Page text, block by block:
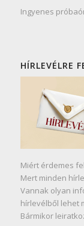
Ingyenes
HÍRLEVÉLRE
Miért érdemes
Mert minden
Vannak olyan
hírlevélből lehet
Bármikor